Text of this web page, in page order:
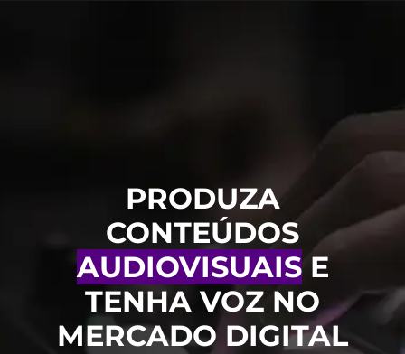
PRODUZA
CONTEÚDOS
AUDIOVISUAISE
TENHA VOZ NO
MERCADO DIGITAL